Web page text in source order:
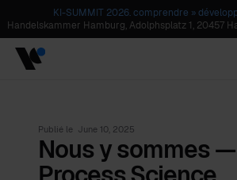
KI-SUMMIT 2026. comprendre »
Handelskammer Hamburg, Adolphsplatz 1, 20457
Publié le June 10, 2025
Nous y sommes —